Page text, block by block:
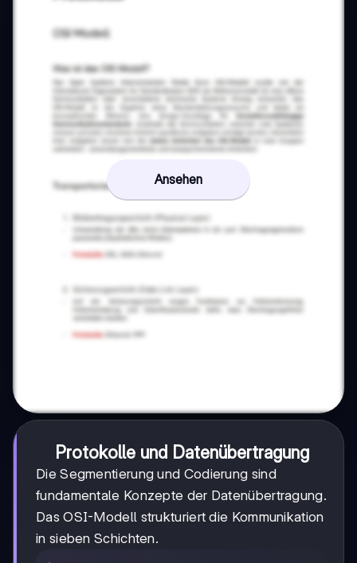
Ansehen
Protokolle und Datenübertragung
Die Segmentierung und Codierung sind
fundamentale Konzepte der Datenübertragung.
Das OSI-Modell strukturiert die Kommunikation
in sieben Schichten.